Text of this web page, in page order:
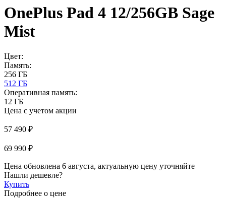
OnePlus Pad 4 12/256GB Sage
Mist
Цвет:
Память:
256 ГБ
512 ГБ
Оперативная память:
12 ГБ
Цена с учетом акции
57 490 ₽
69 990 ₽
Цена обновлена 6 августа, актуальную цену уточняйте
Нашли дешевле?
Купить
Подробнее о цене